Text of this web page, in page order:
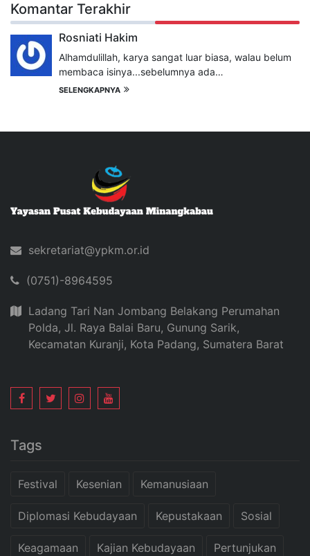
Komantar Terakhir
Rosniati Hakim
Alhamdulillah, karya sangat luar biasa, walau belum
membaca isinya...sebelumnya ada…
SELENGKAPNYA
sekretariat@ypkm.or.id
(0751)-8964595
Ladang Tari Nan Jombang Belakang Perumahan
Polda, Jl. Raya Balai Baru, Gunung Sarik,
Kecamatan Kuranji, Kota Padang, Sumatera Barat
Tags
Festival Kesenian Kemanusiaan
Diplomasi Kebudayaan Kepustakaan Sosial
Keagamaan Kajian Kebudayaan Pertunjukan